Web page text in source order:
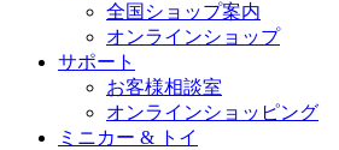
全国ショップ案内
オンラインショップ
サポート
お客様相談室
オンラインショッピング
ミニカー & トイ